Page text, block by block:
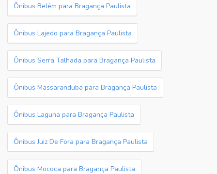
Ônibus Belém para Bragança Paulista
Ônibus Lajedo para Bragança Paulista
Ônibus Serra Talhada para Bragança Paulista
Ônibus Massaranduba para Bragança Paulista
Ônibus Laguna para Bragança Paulista
Ônibus Juiz De Fora para Bragança Paulista
Ônibus Mococa para Bragança Paulista